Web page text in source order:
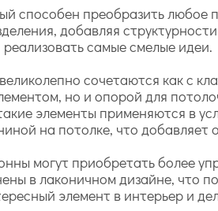
способен преобразить
добавляя
самые смелые идеи.
сочетаются как с
но и опорой для
элементы применяются в
на потолке, что
могут приобретать более
в лаконичном дизайне, что
элемент в интерьер и